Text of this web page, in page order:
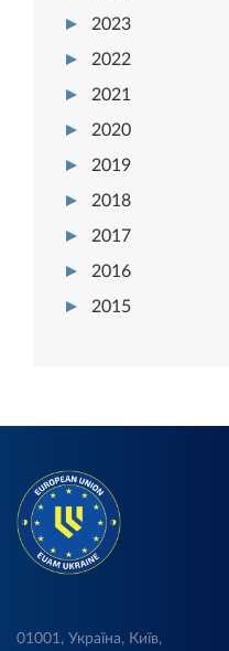
2023
2022
2021
2020
2019
2018
2017
2016
2015
01001, Україна, Київ,